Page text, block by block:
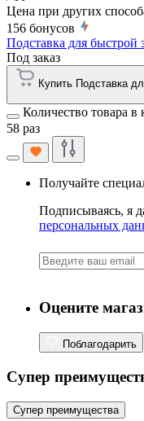
Цена при других
156 бонусов
Подставка для быстрой
Под заказ
Купить Подставка
Количество товара в
58 раз
Получайте
Подписываясь, я
персональных
Оцените
Поблагодарить
Супер
Супер преимущества